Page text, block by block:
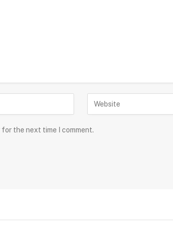
for the next time I comment.